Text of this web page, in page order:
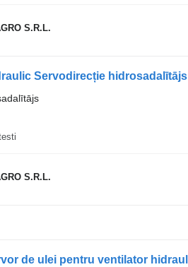
S.R.L.
S.R.L.